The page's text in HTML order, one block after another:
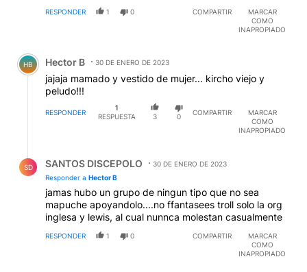
RESPONDER 1 0 COMPARTIR
MARCAR
COMO
INAPROPIADO
Comentario de Hector B.
HB Hector B 30 DE ENERO DE 2023
jajaja mamado y vestido de mujer... kircho viejo y
peludo!!!
RESPONDER
1
RESPUESTA
3 0
COMPARTIR
MARCAR
COMO
INAPROPIADO
SD SANTOS DISCEPOLO
30 DE ENERO DE 2023
Responder a Hector B
jamas hubo un grupo de ningun tipo que no sea
mapuche apoyandolo....no ffantasees troll solo la org
inglesa y lewis, al cual nunnca molestan casualmente
RESPONDER 1 0 COMPARTIR
MARCAR
COMO
INAPROPIADO